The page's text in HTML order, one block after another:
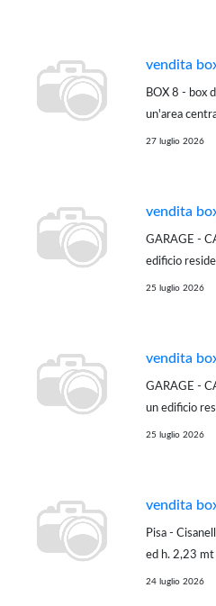
vendita
BOX 8 - box
un'area
ideale per chi
27 luglio 2026
vendita
GARAGE -
edificio
di 6 mq ed
25 luglio 2026
vendita
GARAGE -
un edificio
superficie
25 luglio 2026
vendita
Pisa -
ed h. 2,23 mt
Comodo per
24 luglio 2026